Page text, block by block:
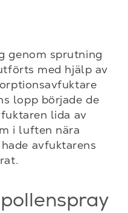
genom sprutning
med hjälp av
lopp började de
lida av
i luften nära
avfuktarens